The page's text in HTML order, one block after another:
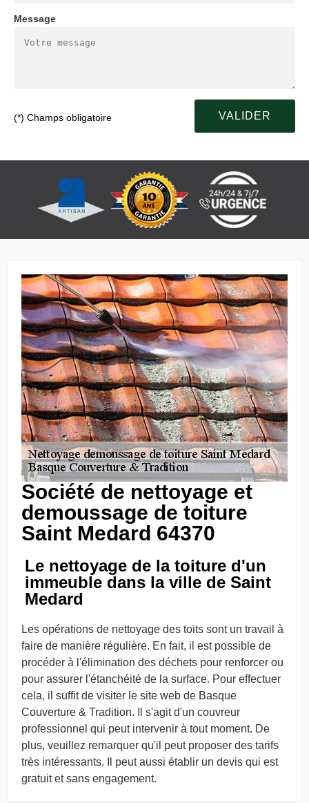
Message
(*) Champs obligatoire
Société de nettoyage et
demoussage de toiture
Saint Medard 64370
Le nettoyage de la toiture d'un
immeuble dans la ville de Saint
Medard
Les opérations de nettoyage des toits sont un travail à
faire de manière régulière. En fait, il est possible de
procéder à l'élimination des déchets pour renforcer ou
pour assurer l'étanchéité de la surface. Pour effectuer
cela, il suffit de visiter le site web de Basque
Couverture & Tradition. Il s'agit d'un couvreur
professionnel qui peut intervenir à tout moment. De
plus, veuillez remarquer qu'il peut proposer des tarifs
très intéressants. Il peut aussi établir un devis qui est
gratuit et sans engagement.